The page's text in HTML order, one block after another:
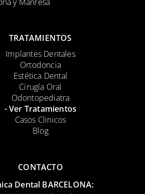
TRATAMIENTOS
Implantes Dentales
Ortodoncia
Estética Dental
Cirugía Oral
Odontopediatra
- Ver Tratamientos
Casos Clinicos
Blog
CONTACTO
Dental BARCELONA: